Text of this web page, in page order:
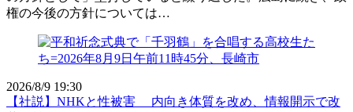
権の今後の方針については…
2026/8/9 19:30
【社説】NHKと性被害 内向き体質を改め、情報開示で改